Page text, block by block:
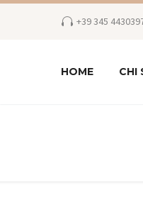
+39 345
HOME CHI